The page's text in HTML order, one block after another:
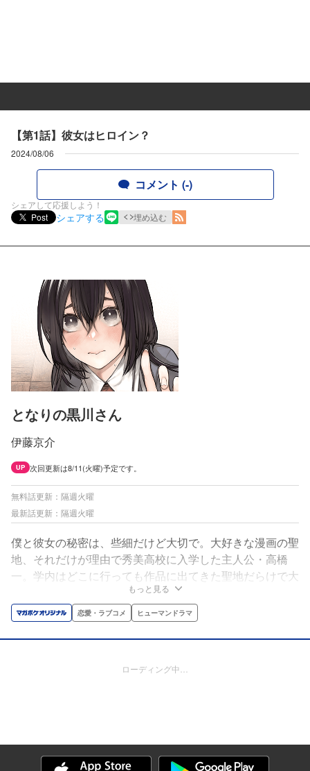
【第1話】彼女はヒロイン？
2024/08/06
コメント (-)
シェアして応援しよう！
Post
シェアする 埋め込む
となりの黒川さん
伊藤京介
UP 次回更新は8/11(火曜)予定です。
無料話更新：隔週火曜
最新話更新：隔週火曜
僕と彼女の秘密は、些細だけど大切で。大好きな漫画の聖
地、それだけが理由で秀美高校に入学した主人公・高橋
一。学内はどこに行っても作品に出てきた聖地だらけで大
興奮！そんな中、高橋は大好きな作品のヒロインそっくり
な美少女・黒川弥生と出会い、とある秘密を共有すること
に――。不器用な2人が織りなす甘酸っぱくて、ニヤニヤ
しちゃう青春ラブコメ‼
もっと見る
恋愛・ラブコメ ヒューマンドラマ
ローディング中…